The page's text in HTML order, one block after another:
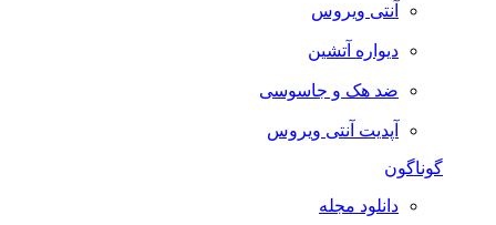
آنتی ویروس
دیواره آتشین
ضد هک و جاسوسی
آپدیت آنتی ویروس
گوناگون
دانلود مجله